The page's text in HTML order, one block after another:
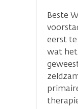
Beste
eerst
wat het